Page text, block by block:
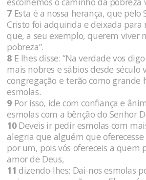
7 Esta é a nossa herança, que pelo
Cristo foi adquirida e deixada para
que, a seu exemplo, querem viver
pobreza”.
8 E lhes disse: “Na verdade vos
mais nobres e sábios desde século
congregação e terão como grande
esmolas.
9 Por isso, ide com confiança e
esmolas com a bênção do Senhor
10Deveis ir pedir esmolas com
alegria que alguém que
por um, pois vós ofereceis a quem
amor de Deus,
11 dizendo-lhes: Dai-nos esmolas